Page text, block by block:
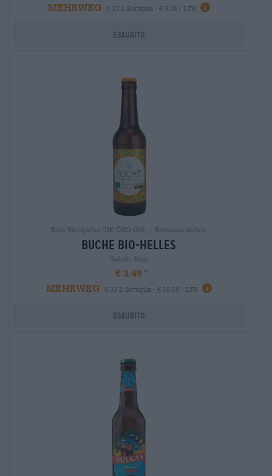
MEHRWEG
0,33 L Bottiglia - € 9,36 / LTR
Esaurito
Birre Biologiche (DE-ÖKO-006) | Bavarese pallido
buche bio-helles
Gehölz Bräu
€ 3,49
MEHRWEG
0,33 L Bottiglia - € 10,58 / LTR
Esaurito